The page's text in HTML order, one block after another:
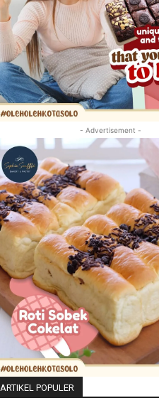
- Advertisement -
ARTIKEL POPULER